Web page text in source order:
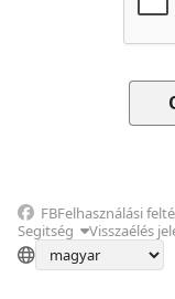
FBFelhasználási
Segitség
Visszaélés